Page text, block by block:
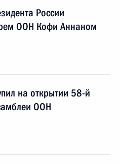
России
ООН Кофи Аннаном
на открытии 58-й
ООН